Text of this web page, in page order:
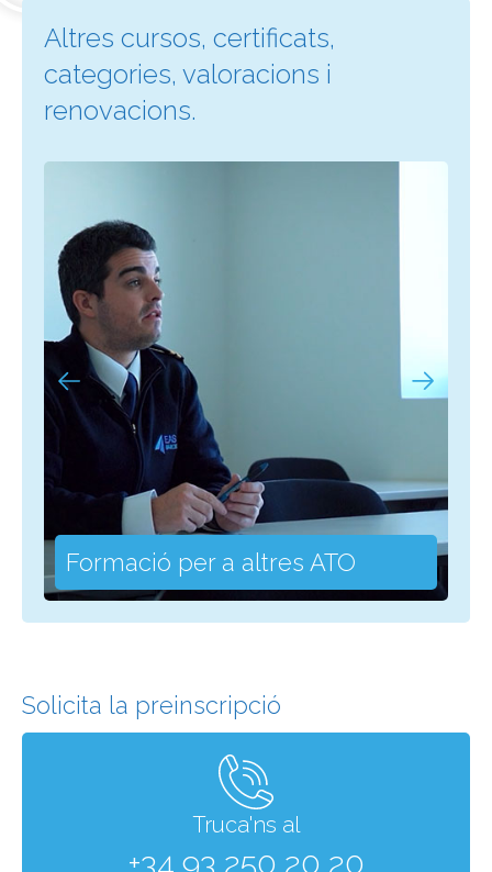
Altres cursos, certificats,
categories, valoracions i
renovacions.
Formació per a altres ATO
Solicita la preinscripció
Truca'ns al
+34 93 250 20 20